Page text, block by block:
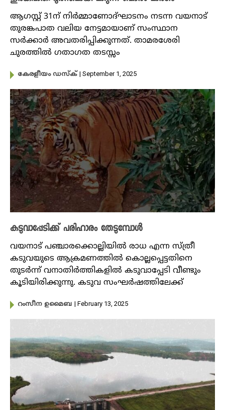
ആഗസ്റ്റ് 31ന് നി‍ർമ്മാണോദ്ഘാടനം നടന്ന വയനാട്
തുരങ്കപാത വലിയ നേട്ടമായാണ് സംസ്ഥാന
സർക്കാർ അവതരിപ്പിക്കുന്നത്. താമരശേരി
ചുരത്തിൽ ഗതാഗത തടസ്സം
കേരളീയം ഡസ്ക് | September 1, 2025
കടുവാപ്പേടിക്ക് പരിഹാരം തേടുമ്പോൾ
വയനാട് പഞ്ചാരക്കൊല്ലിയിൽ രാധ എന്ന സ്ത്രീ
കടുവയുടെ ആക്രമണത്തിൽ കൊല്ലപ്പെട്ടതിനെ
തുടർന്ന് വനാതിർത്തികളിൽ കടുവാപ്പേടി വീണ്ടും
കൂടിയിരിക്കുന്നു. കടുവ സംഘർഷത്തിലേക്ക്
റംസീന ഉമൈബ | February 13, 2025